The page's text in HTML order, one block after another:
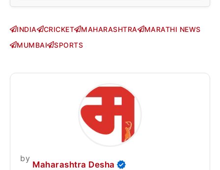
INDIA CRICKET MAHARASHTRA
MARATHI NEWS
MUMBAI
SPORTS
by
Maharashtra Desha